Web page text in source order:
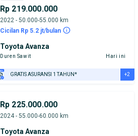
Rp 219.000.000
2022 - 50.000-55.000 km
Cicilan Rp 5.2 jt/bulan
Toyota Avanza
Duren Sawit Hari ini
GRATIS ASURANSI 1 TAHUN* +2
Rp 225.000.000
2024 - 55.000-60.000 km
Toyota Avanza